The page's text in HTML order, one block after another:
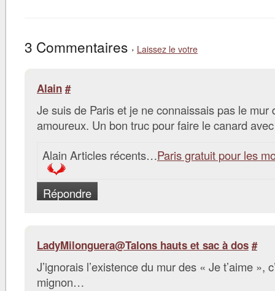
3 Commentaires › Laissez le votre
Alain #
Je suis de Paris et je ne connaissais pas le mur
amoureux. Un bon truc pour faire le canard
Alain Articles récents…Paris gratuit pour les
Répondre
LadyMilonguera@Talons hauts et sac à dos #
J’ignorais l’existence du mur des « Je t’aime »,
mignon…